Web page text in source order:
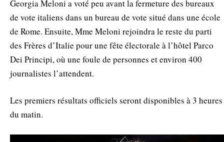
Georgia Meloni a voté peu avant la fermeture des bureaux
de vote italiens dans un bureau de vote situé dans une école
de Rome. Ensuite, Mme Meloni rejoindra le reste du parti
des Frères d’Italie pour une fête électorale à l’hôtel Parco
Dei Principi, où une foule de personnes et environ 400
journalistes l’attendent.
Les premiers résultats officiels seront disponibles à 3 heures
du matin.